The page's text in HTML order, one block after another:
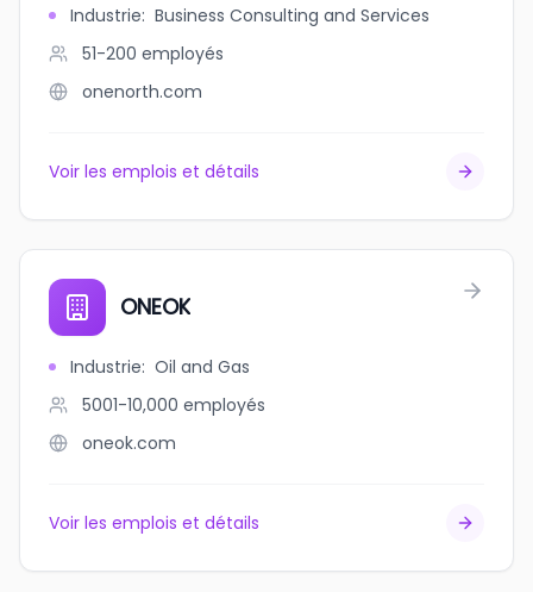
Industrie: Business Consulting and Services
51-200 employés
onenorth.com
Voir les emplois et détails
ONEOK
Industrie: Oil and Gas
5001-10,000 employés
oneok.com
Voir les emplois et détails